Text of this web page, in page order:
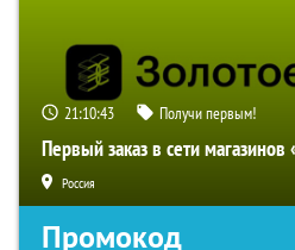
21:10:42 Получи первым!
Первый заказ в сети
Россия
Промокод